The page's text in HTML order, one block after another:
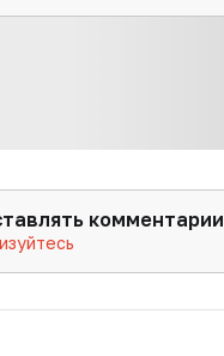
комментарии